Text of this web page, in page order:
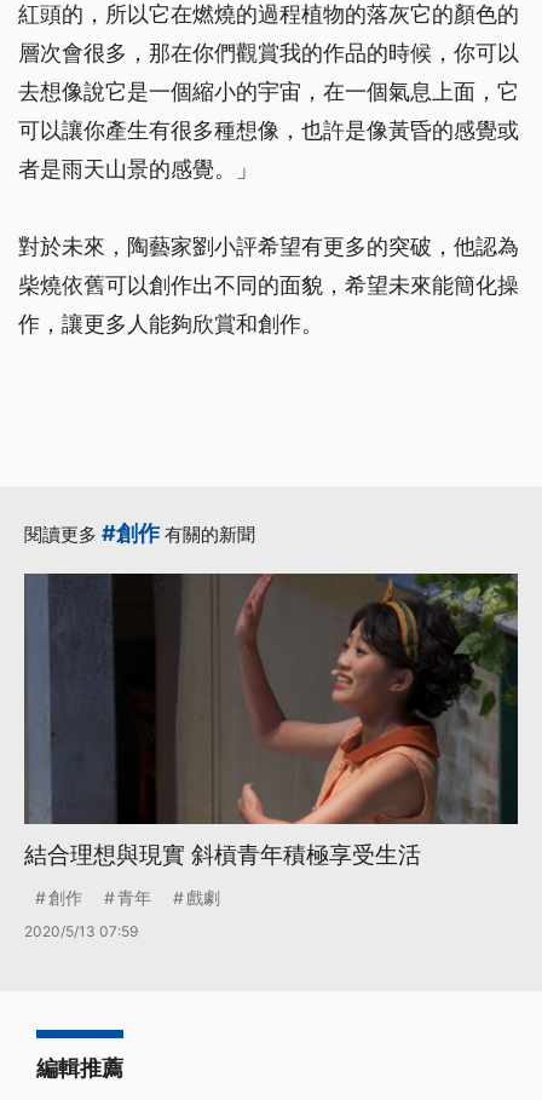
紅頭的，所以它在燃燒的過程植物的落灰它的顏色的
層次會很多，那在你們觀賞我的作品的時候，你可以
去想像說它是一個縮小的宇宙，在一個氣息上面，它
可以讓你產生有很多種想像，也許是像黃昏的感覺或
者是雨天山景的感覺。」
對於未來，陶藝家劉小評希望有更多的突破，他認為
柴燒依舊可以創作出不同的面貌，希望未來能簡化操
作，讓更多人能夠欣賞和創作。
閱讀更多 #創作有關的新聞
結合理想與現實 斜槓青年積極享受生活
創作 青年 戲劇
2020/5/13 07:59
編輯推薦